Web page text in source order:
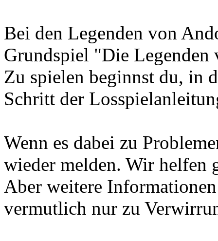
Bei den Legenden von
Grundspiel "Die
Zu spielen beginnst du, in
Schritt der
Wenn es dabei zu
wieder melden. Wir helfen
Aber weitere
vermutlich nur zu